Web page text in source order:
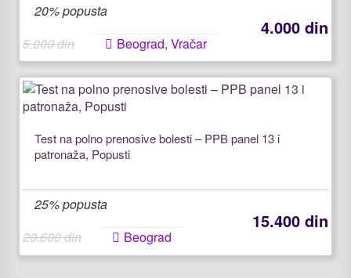
20% popusta
4.000 din
5.000 din Beograd, Vračar
Test na polno prenosive bolesti – PPB panel 13 i
patronaža, Popusti
25% popusta
15.400 din
20.600 din Beograd